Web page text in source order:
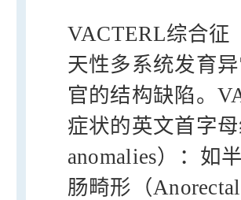
VACTERL综合征
天性多系统发育
官的结构缺陷。
症状的英文首字
anomalies）：如
肠畸形（